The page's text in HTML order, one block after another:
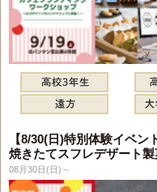
【8/30(日)特別体験イベン
焼きたてスフレデザート製
08月30日(日)～